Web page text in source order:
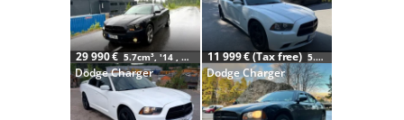
29 990 € 5.7cm³, '14 , 173 tkm 11 999 € (Tax free) 5.7cm³, '14 , 191 tkm
Dodge Charger Dodge Charger